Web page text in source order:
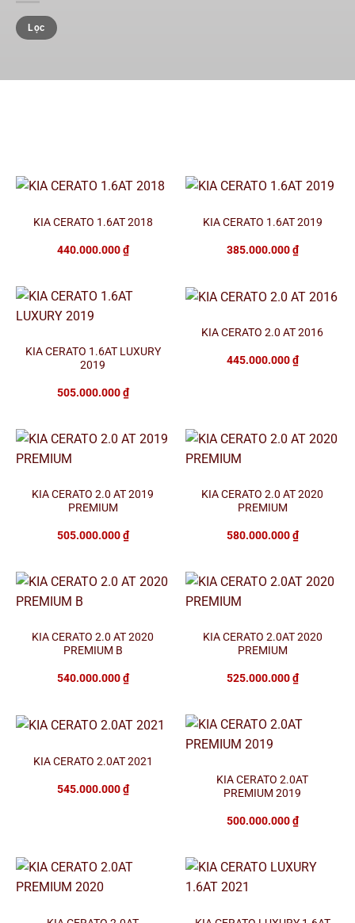
Lọc
KIA CERATO 1.6AT 2018
440.000.000₫
KIA CERATO 1.6AT 2019
385.000.000₫
KIA CERATO 1.6AT LUXURY
2019
505.000.000₫
KIA CERATO 2.0 AT 2016
445.000.000₫
KIA CERATO 2.0 AT 2019
PREMIUM
505.000.000₫
KIA CERATO 2.0 AT 2020
PREMIUM
580.000.000₫
KIA CERATO 2.0 AT 2020
PREMIUM B
540.000.000₫
KIA CERATO 2.0AT 2020
PREMIUM
525.000.000₫
KIA CERATO 2.0AT 2021
545.000.000₫
KIA CERATO 2.0AT
PREMIUM 2019
500.000.000₫